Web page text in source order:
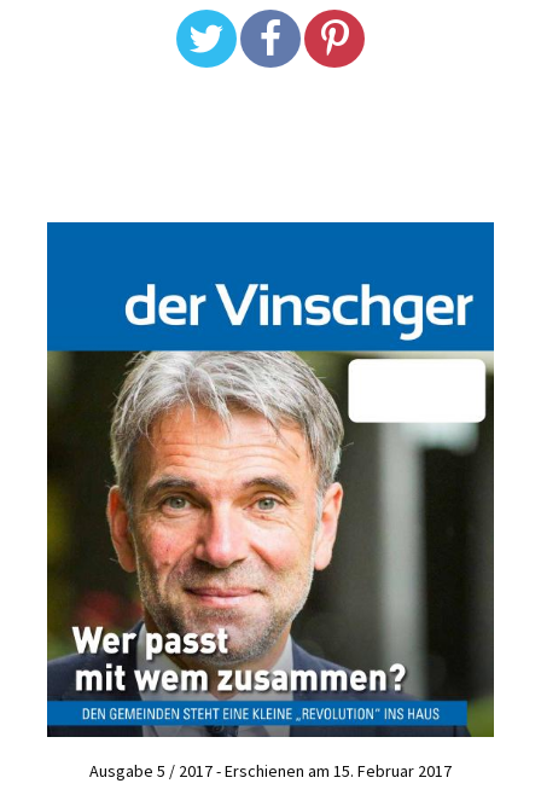
Ausgabe 5 / 2017 - Erschienen am 15. Februar 2017